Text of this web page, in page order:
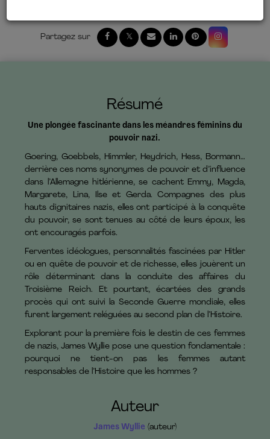
Résumé
Une plongée fascinante dans les méandres féminins du
pouvoir nazi.
Goering, Goebbels, Himmler, Heydrich, Hess, Bormann…
derrière ces noms synonymes de pouvoir et d’influence
dans l’Allemagne hitlérienne, se cachent Emmy, Magda,
Margarete, Lina, Ilse et Gerda. Compagnes des plus
hauts dignitaires nazis, elles ont participé à la conquête
du pouvoir, se sont tenues au côté de leurs époux, les
ont encouragés parfois.
Ferventes idéologues, personnalités fascinées par Hitler
ou en quête de pouvoir et de richesse, elles jouèrent un
rôle déterminant dans la conduite des affaires du
Troisième Reich. Et pourtant, écartées des grands
procès qui ont suivi la Seconde Guerre mondiale, elles
furent largement reléguées au second plan de l’Histoire.
Explorant pour la première fois le destin de ces femmes
de nazis, James Wyllie pose une question fondamentale :
pourquoi ne tient-on pas les femmes autant
responsables de l’Histoire que les hommes ?
Auteur
James Wyllie (auteur)